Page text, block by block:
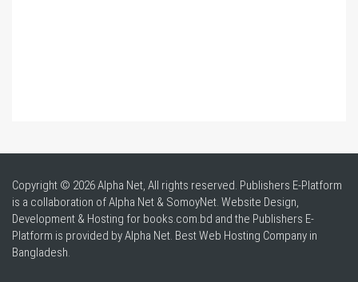
Copyright © 2026 Alpha Net, All rights reserved. Publishers E-Platform
is a collaboration of Alpha Net & SomoyNet. Website Design,
Development & Hosting for books.com.bd and the Publishers E-
Platform is provided by Alpha Net. BestWeb Hosting Company in
Bangladesh.